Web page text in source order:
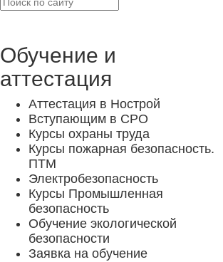
Обучение и
аттестация
Аттестация в Нострой
Вступающим в СРО
Курсы охраны труда
Курсы пожарная безопасность.
ПТМ
Электробезопасность
Курсы Промышленная
безопасность
Обучение экологической
безопасности
Заявка на обучение